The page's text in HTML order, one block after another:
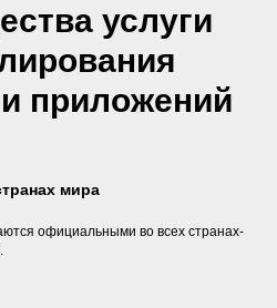
услуги
приложений
мира
официальными во всех странах-